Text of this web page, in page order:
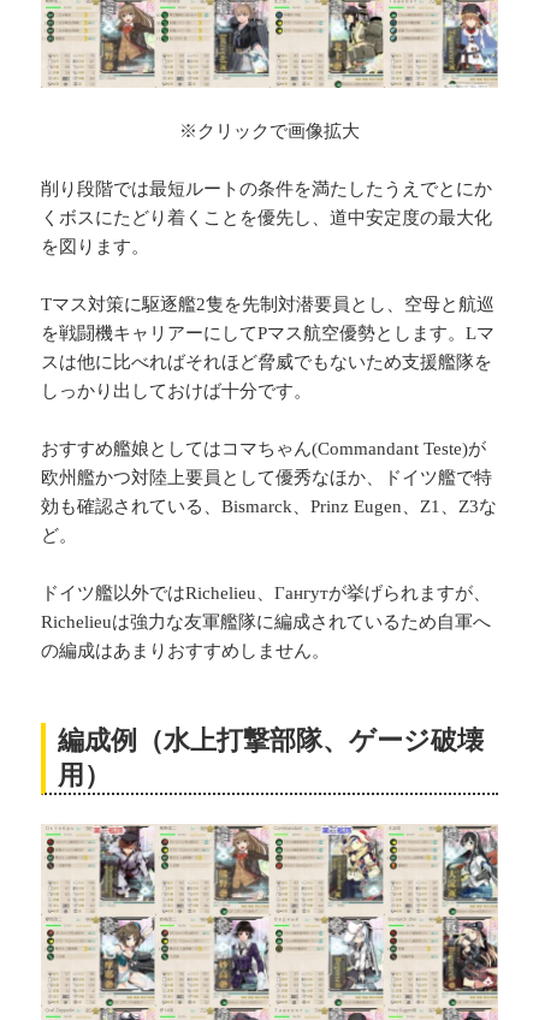
※クリックで画像拡大
削り段階では最短ルートの条件を満たしたうえでとにか
くボスにたどり着くことを優先し、道中安定度の最大化
を図ります。
Tマス対策に駆逐艦2隻を先制対潜要員とし、空母と航巡
を戦闘機キャリアーにしてPマス航空優勢とします。Lマ
スは他に比べればそれほど脅威でもないため支援艦隊を
しっかり出しておけば十分です。
おすすめ艦娘としてはコマちゃん(Commandant Teste)が
欧州艦かつ対陸上要員として優秀なほか、ドイツ艦で特
効も確認されている、Bismarck、Prinz Eugen、Z1、Z3な
ど。
ドイツ艦以外ではRichelieu、Гангутが挙げられますが、
Richelieuは強力な友軍艦隊に編成されているため自軍へ
の編成はあまりおすすめしません。
編成例（水上打撃部隊、ゲージ破壊
用）